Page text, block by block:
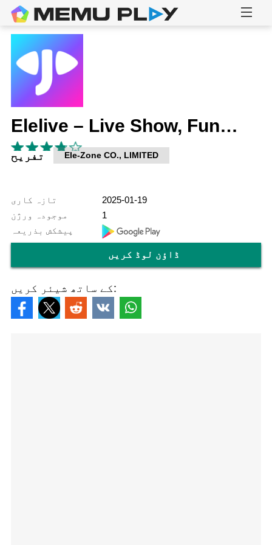
Elelive – Live Show, Fun, Chat
تفریح Ele-Zone CO., LIMITED
تازہ کاری
2025-01-19
موجودہ ورژن
1
پیشکش بذریعہ
ڈاؤن لوڈ کریں
کے ساتھ شیئر کریں: